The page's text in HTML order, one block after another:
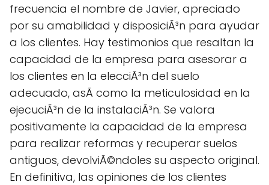
frecuencia el nombre de Javier, apreciado
por su amabilidad y disposiciÃ³n para ayudar
a los clientes. Hay testimonios que resaltan la
capacidad de la empresa para asesorar a
los clientes en la elecciÃ³n del suelo
adecuado, asÃ­ como la meticulosidad en la
ejecuciÃ³n de la instalaciÃ³n. Se valora
positivamente la capacidad de la empresa
para realizar reformas y recuperar suelos
antiguos, devolviÃ©ndoles su aspecto original.
En definitiva, las opiniones de los clientes